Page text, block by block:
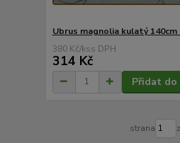
Ubrus magnolia kulatý 140cm
380 Kč/ks
314 Kč
Přidat do
strana